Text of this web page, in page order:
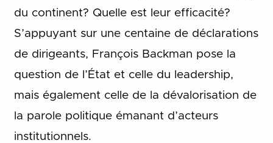
du continent? Quelle est leur efficacité?
S’appuyant sur une centaine de déclarations
de dirigeants, François Backman pose la
question de l’État et celle du leadership,
mais également celle de la dévalorisation de
la parole politique émanant d’acteurs
institutionnels.